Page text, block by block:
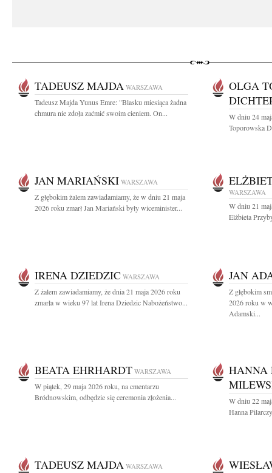
TADEUSZ MAJDA WARSZAWA
Tadeusz Majda Yunus Emre: "Blasku miesiąca żadna
chmura nie zdoła zaćmić swoim cieniem. On...
OLGA
W dniu 24
Toporowska
JAN MARIAŃSKI WARSZAWA
Z głębokim żalem zawiadamiamy, że w dniu 21 maja
2026 roku zmarł Jan Mariański były wiceminister...
WARSZAWA
W dniu 21
Elżbieta
IRENA DZIEDZIC WARSZAWA
Z żalem zawiadamiamy, że dnia 21 maja 2026 roku
zmarła w wieku 97 lat Irena Dziedzic Nabożeństwo...
JAN
Z głębokim
2026 roku w
Adamski...
BEATA EHRHARDT WARSZAWA
W piątek, 29 maja 2026 roku, na cmentarzu
Bródnowskim, odbędzie się ceremonia złożenia...
HANNA
W dniu 22
Hanna
TADEUSZ MAJDA WARSZAWA